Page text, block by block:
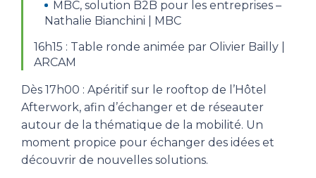
MBC, solution B2B pour les entreprises –
Nathalie Bianchini | MBC
16h15 : Table ronde animée par Olivier Bailly |
ARCAM
Dès 17h00 : Apéritif sur le rooftop de l’Hôtel
Afterwork, afin d’échanger et de réseauter
autour de la thématique de la mobilité. Un
moment propice pour échanger des idées et
découvrir de nouvelles solutions.